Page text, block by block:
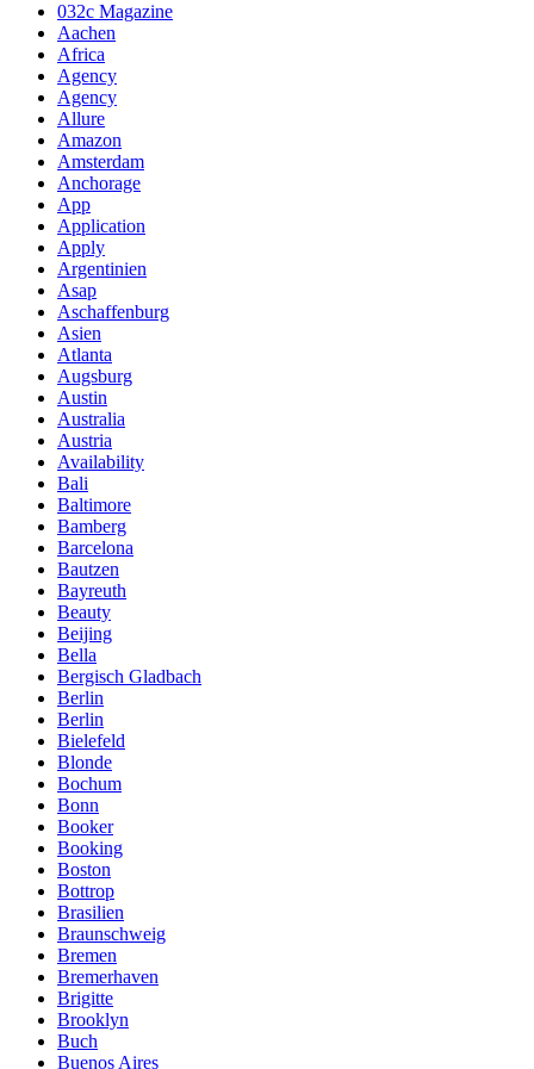
032c Magazine
Aachen
Africa
Agency
Agency
Allure
Amazon
Amsterdam
Anchorage
App
Application
Apply
Argentinien
Asap
Aschaffenburg
Asien
Atlanta
Augsburg
Austin
Australia
Austria
Availability
Bali
Baltimore
Bamberg
Barcelona
Bautzen
Bayreuth
Beauty
Beijing
Bella
Bergisch Gladbach
Berlin
Berlin
Bielefeld
Blonde
Bochum
Bonn
Booker
Booking
Boston
Bottrop
Brasilien
Braunschweig
Bremen
Bremerhaven
Brigitte
Brooklyn
Buch
Buenos Aires